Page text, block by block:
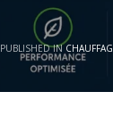
PUBLISHED IN